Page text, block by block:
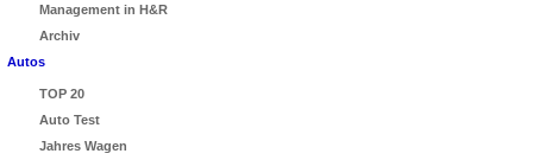
Management in H&R
Archiv
Autos
TOP 20
Auto Test
Jahres Wagen